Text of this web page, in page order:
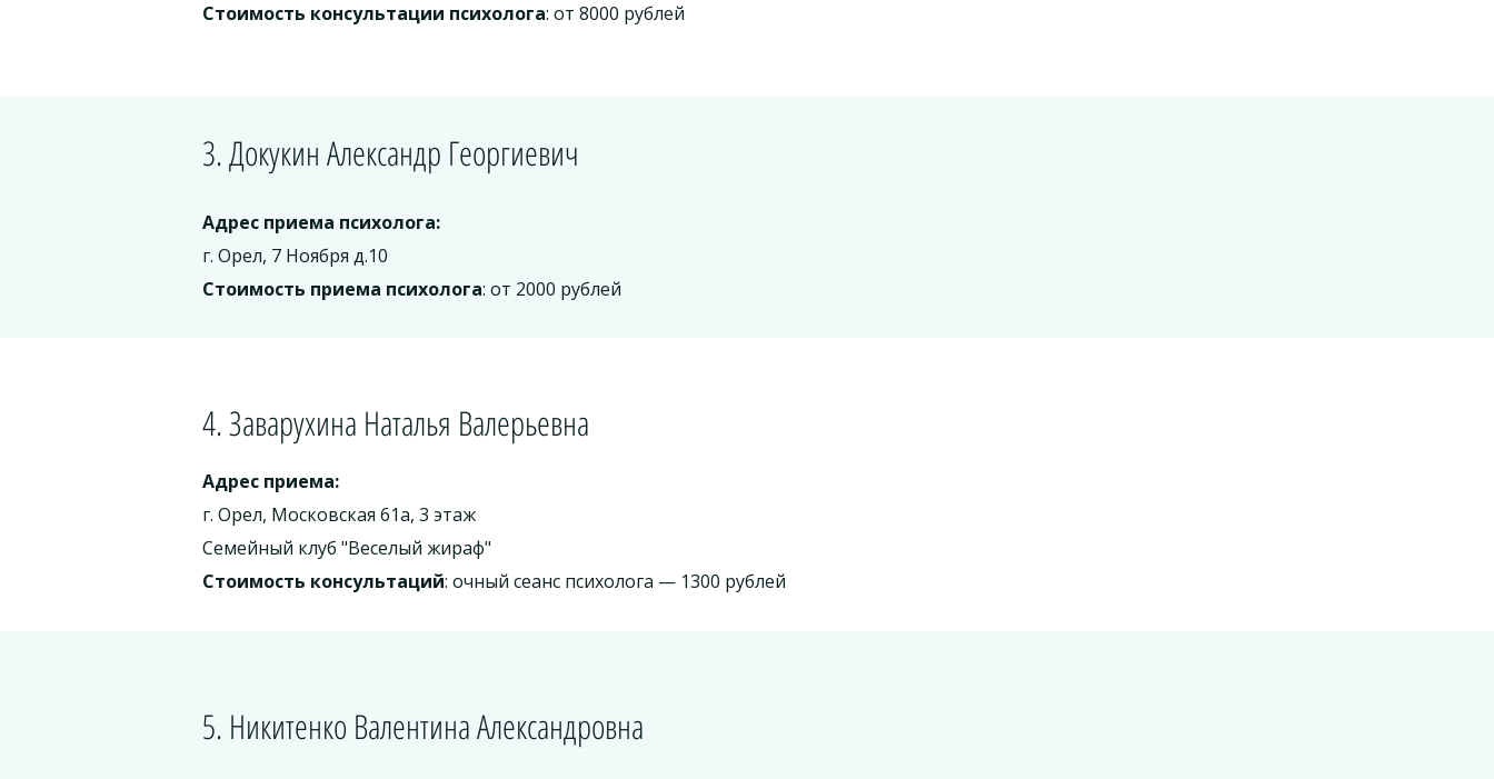
Стоимость консультации психолога: от 8000 рублей
3. Докукин Александр Георгиевич
Адрес приема психолога:
г. Орел, 7 Ноября д.10
Стоимость приема психолога: от 2000 рублей
4. Заварухина Наталья Валерьевна
Адрес приема:
г. Орел, Московская 61а, 3 этаж
Семейный клуб "Веселый жираф"
Стоимость консультаций: очный сеанс психолога — 1300 рублей
5. Никитенко Валентина Александровна